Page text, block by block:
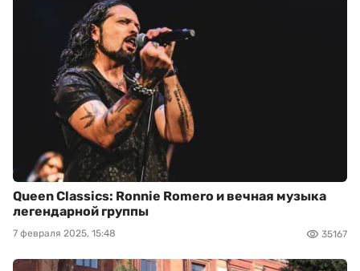
Queen Classics: Ronnie Romero и вечная музыка
легендарной группы
7 февраля 2025, 15:48 35167